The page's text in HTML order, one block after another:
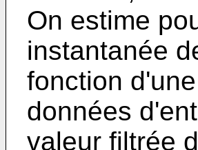
On estime
instantanée
fonction
données
valeur filtrée